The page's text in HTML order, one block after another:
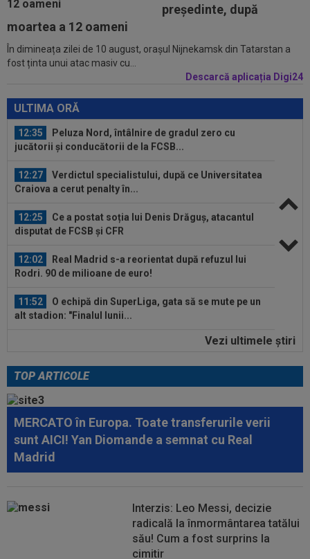
președinte, după
moartea a 12 oameni
În dimineața zilei de 10 august, orașul Nijnekamsk din Tatarstan a
fost ținta unui atac masiv cu...
Descarcă aplicația Digi24
ULTIMA ORĂ
12:54
A plecat de la Rapid, a dat în judecată clubul și
îi cere o avere: 15 salarii!
12:54 Lovitură de teatru: Rodri!
jucătorii și conducătorii de la FCSB...
12:27
Verdictul specialistului, după ce Universitatea
Craiova a cerut penalty în...
12:25
Ce a postat soția lui Denis Drăguș, atacantul
disputat de FCSB și CFR
12:02
Real Madrid s-a reorientat după refuzul lui
Rodri. 90 de milioane de euro!
11:52
O echipă din SuperLiga, gata să se mute pe un
alt stadion: "Finalul lunii...
11:50
La 11 ani de când a înjurat-o și a dat-o afară pe
Eva Carneiro, Jose Mourinho...
A plecat de la Rapid, a dat în judecată clubul și
12:54 Lovitură de teatru: Rodri!
12:35
Peluza Nord, întâlnire de gradul zero cu
jucătorii și conducătorii de la FCSB...
12:27
Verdictul specialistului, după ce Universitatea
12:25
Ce a postat soția lui Denis Drăguș, atacantul
Vezi ultimele ştiri
TOP ARTICOLE
MERCATO în Europa. Toate transferurile verii
sunt AICI! Yan Diomande a semnat cu Real
Madrid
Interzis: Leo Messi, decizie
radicală la înmormântarea tatălui
său! Cum a fost surprins la
cimitir